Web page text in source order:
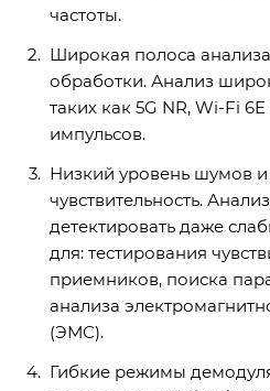
частоты.
Широкая полоса
обработки. Анализ
таких как 5G NR, Wi-Fi
импульсов.
Низкий уровень шумов
чувствительность.
детектировать даже
для: тестирования
приемников, поиска
анализа
(ЭМС).
Гибкие режимы